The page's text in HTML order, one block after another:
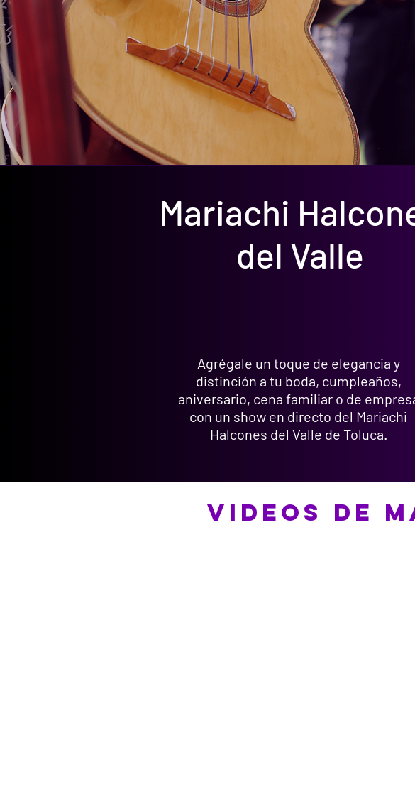
Mariachi
del Valle
Agrégale un toque de elegancia y
distinción a tu boda, cumpleaños,
aniversario, cena familiar o de
con un show en directo del Mariachi
Halcones del Valle de Toluca.
VIDEOS DE